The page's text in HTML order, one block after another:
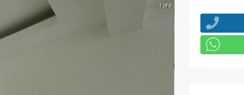
1 of 9